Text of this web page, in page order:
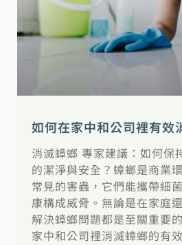
如何在家中和公司裡有效
消滅蟑螂 專家建議：如何保
的潔淨與安全？蟑螂是商業
常見的害蟲，它們能攜帶細
康構成威脅。無論是在家庭
解決蟑螂問題都是至關重要
家中和公司裡消滅蟑螂的有